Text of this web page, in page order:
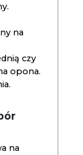
na
czy
opona.
na